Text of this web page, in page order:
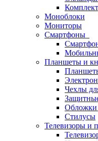
Моноблоки
Мониторы
Смартфоны
Планшеты и
Чехлы
Обложки
Стилусы
Телевизоры и